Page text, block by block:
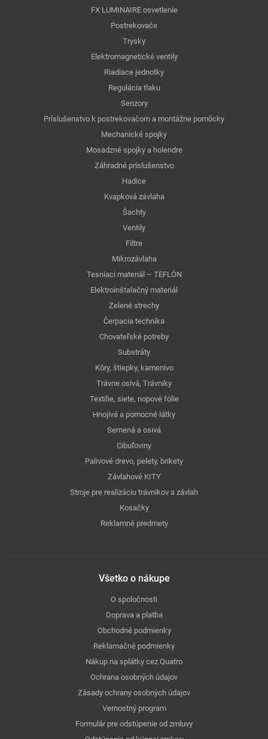
FX LUMINAIRE osvetlenie
Postrekovače
Trysky
Elektromagnetické ventily
Riadiace jednotky
Regulácia tlaku
Senzory
Príslušenstvo k postrekovačom a montážne pomôcky
Mechanické spojky
Mosadzné spojky a holendre
Záhradné príslušenstvo
Hadice
Kvapková závlaha
Šachty
Ventily
Filtre
Mikrozávlaha
Tesniaci materiál – TEFLÓN
Elektroinštalačný materiál
Zelené strechy
Čerpacia technika
Chovateľské potreby
Substráty
Kôry, štiepky, kamenivo
Trávne osivá, Trávniky
Textílie, siete, nopové fólie
Hnojivá a pomocné látky
Semená a osivá
Cibuľoviny
Palivové drevo, pelety, brikety
Závlahové KITY
Stroje pre realizáciu trávnikov a závlah
Kosačky
Reklamné predmety
Všetko o nákupe
O spoločnosti
Doprava a platba
Obchodné podmienky
Reklamačné podmienky
Nákup na splátky cez Quatro
Ochrana osobných údajov
Zásady ochrany osobných údajov
Vernostný program
Formulár pre odstúpenie od zmluvy